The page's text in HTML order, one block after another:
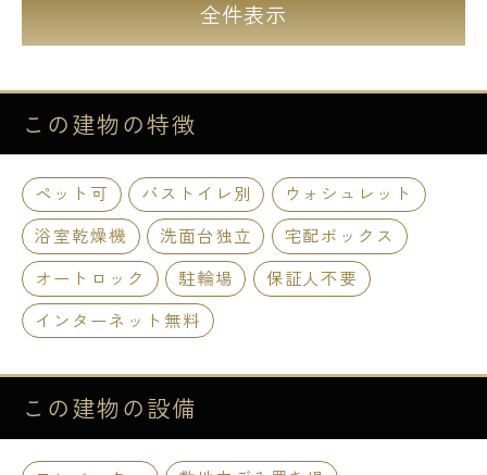
全件表示
この建物の特徴
ペット可 バストイレ別
ウォシュレット
浴室乾燥機
洗面台独立
宅配ボックス
オートロック
駐輪場
保証人不要
インターネット無料
この建物の設備